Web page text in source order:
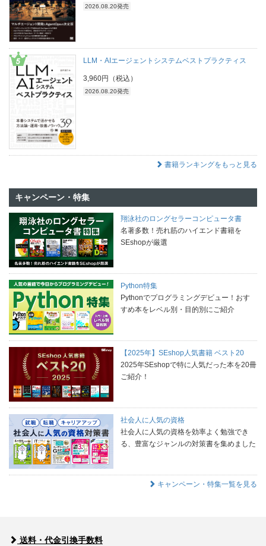
2026.08.20発売
LLM・AIエージェントシステムベストプラクティス
3,960円（税込）
2026.08.20発売
書籍ランキングをもっと見る
キャンペーン・特集
翔泳社のロングセラーコンピュータ書
名著多数！売れ筋のハイエンド書籍を
SEshopが厳選
Python特集
Pythonでプログラミングデビュー！おす
すめ本をレベル別・目的別にご紹介
【2025年】SEshop人気書籍 ベスト20
2025年SEshopで特に人気だった本を20冊
ご紹介！
社会人に人気の資格
社会人に人気の資格を効率よく勉強でき
る、豊富なジャンルの対策書を集めました
キャンペーン・特集一覧を見る
送料・代金引換手数料